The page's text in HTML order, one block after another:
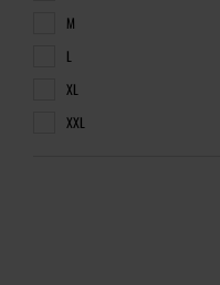
M
L
XL
XXL